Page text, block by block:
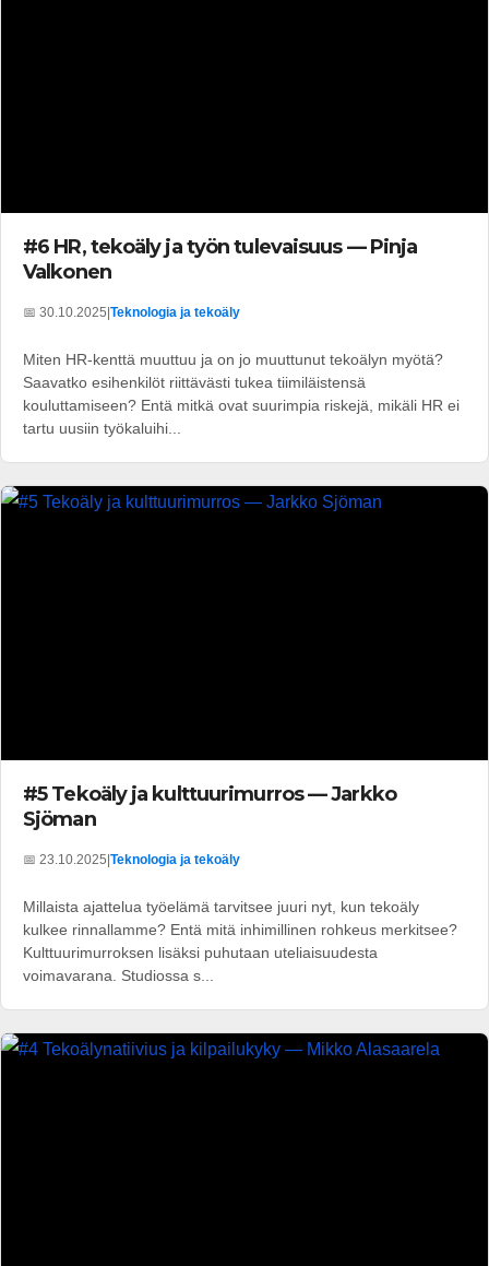
#6 HR, tekoäly ja työn tulevaisuus — Pinja
Valkonen
📅 30.10.2025 Teknologia ja tekoäly
Miten HR-kenttä muuttuu ja on jo muuttunut tekoälyn myötä?
Saavatko esihenkilöt riittävästi tukea tiimiläistensä
kouluttamiseen? Entä mitkä ovat suurimpia riskejä, mikäli HR ei
tartu uusiin työkaluihi...
#5 Tekoäly ja kulttuurimurros — Jarkko
Sjöman
📅 23.10.2025|Teknologia ja tekoäly
Millaista ajattelua työelämä tarvitsee juuri nyt, kun tekoäly
kulkee rinnallamme? Entä mitä inhimillinen rohkeus merkitsee?
Kulttuurimurroksen lisäksi puhutaan uteliaisuudesta
voimavarana. Studiossa s...